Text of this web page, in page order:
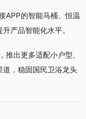
APP的智能马桶、恒温
产品智能化水平。
出更多适配小户型、
，稳固国民卫浴龙头